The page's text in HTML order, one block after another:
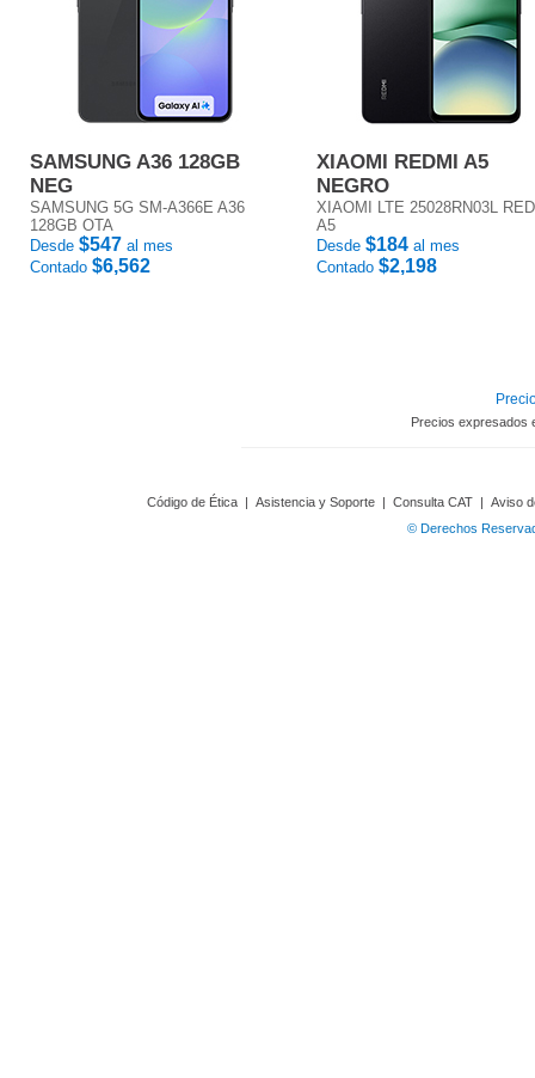
SAMSUNG A36 128GB
NEG
SAMSUNG 5G SM-A366E A36
128GB OTA
Desde $547 al mes
Contado $6,562
XIAOMI REDMI A5
NEGRO
XIAOMI LTE 25028RN03L
A5
Desde $184 al mes
Contado $2,198
Precios expresados
Código de Ética | Asistencia y Soporte | Consulta CAT | Aviso
© Derechos